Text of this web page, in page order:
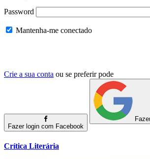
Password
Mantenha-me conectado
Crie a sua conta ou se preferir pode
Fazer login com Facebook
Crítica Literária